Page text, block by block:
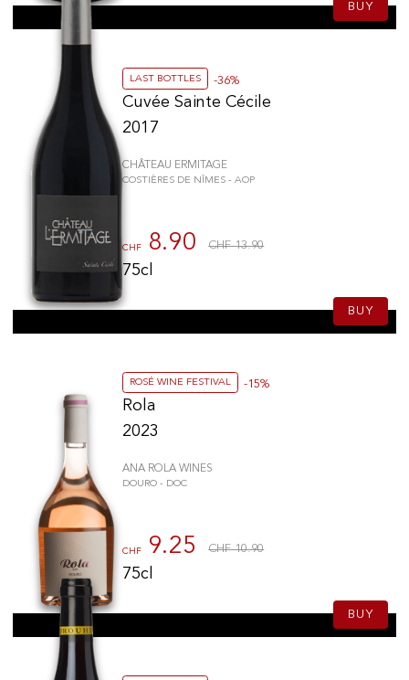
BUY
LAST BOTTLES -36%
Cuvée Sainte Cécile
2017
CHÂTEAU ERMITAGE
COSTIÈRES DE NÎMES - AOP
CHF 8.90 CHF 13.90
75cl
BUY
ROSÉ WINE FESTIVAL -15%
Rola
2023
ANA ROLA WINES
DOURO - DOC
CHF 9.25 CHF 10.90
75cl
BUY